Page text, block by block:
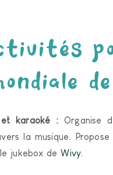
et karaoké : Organise
la musique.
jukebox deWivy